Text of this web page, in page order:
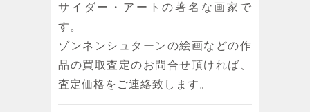
サイダー・アートの著名な画家で
す。
ゾンネンシュターンの絵画などの作
品の買取査定のお問合せ頂ければ、
査定価格をご連絡致します。